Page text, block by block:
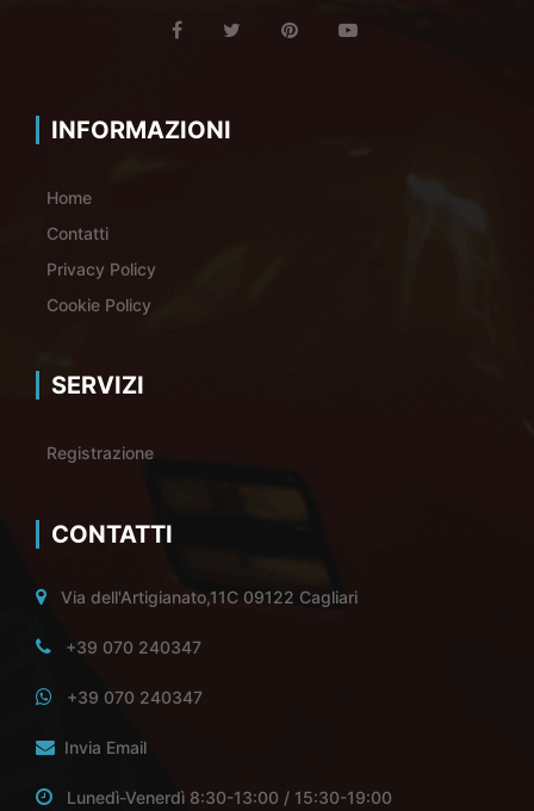
INFORMAZIONI
Home
Contatti
Privacy Policy
Cookie Policy
SERVIZI
Registrazione
CONTATTI
Via dell'Artigianato,11C 09122 Cagliari
+39 070 240347
+39 070 240347
Invia Email
Lunedì-Venerdì 8:30-13:00 / 15:30-19:00